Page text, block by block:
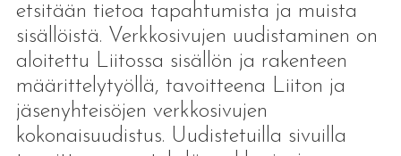
etsitään tietoa tapahtumista ja muista
sisällöistä. Verkkosivujen uudistaminen on
aloitettu Liitossa sisällön ja rakenteen
määrittelytyöllä, tavoitteena Liiton ja
jäsenyhteisöjen verkkosivujen
kokonaisuudistus. Uudistetuilla sivuilla